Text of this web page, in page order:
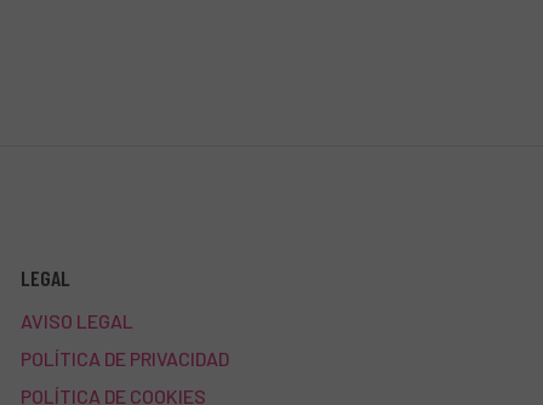
LEGAL
AVISO LEGAL
POLÍTICA DE PRIVACIDAD
POLÍTICA DE COOKIES